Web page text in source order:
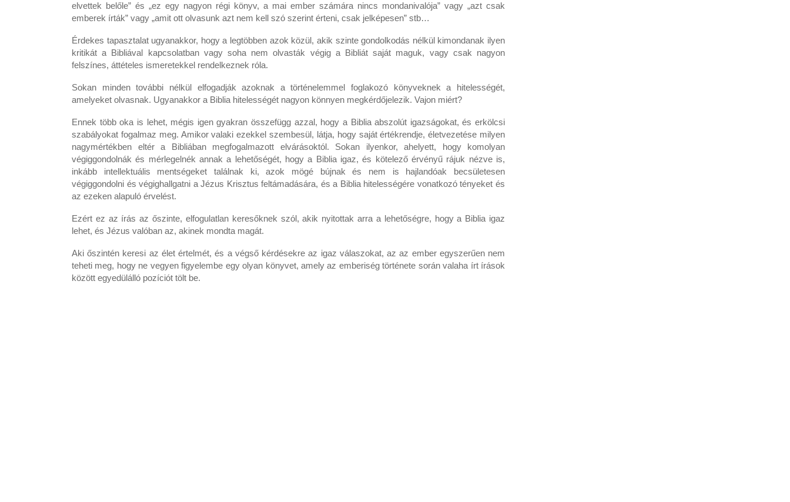
elvettek belőle” és „ez egy nagyon régi könyv, a mai ember számára nincs mondanivalója” vagy „azt csak
emberek írták” vagy „amit ott olvasunk azt nem kell szó szerint érteni, csak jelképesen” stb…
Érdekes tapasztalat ugyanakkor, hogy a legtöbben azok közül, akik szinte gondolkodás nélkül kimondanak ilyen
kritikát a Bibliával kapcsolatban vagy soha nem olvasták végig a Bibliát saját maguk, vagy csak nagyon
felszínes, áttételes ismeretekkel rendelkeznek róla.
Sokan minden további nélkül elfogadják azoknak a történelemmel foglakozó könyveknek a hitelességét,
amelyeket olvasnak. Ugyanakkor a Biblia hitelességét nagyon könnyen megkérdőjelezik. Vajon miért?
Ennek több oka is lehet, mégis igen gyakran összefügg azzal, hogy a Biblia abszolút igazságokat, és erkölcsi
szabályokat fogalmaz meg. Amikor valaki ezekkel szembesül, látja, hogy saját értékrendje, életvezetése milyen
nagymértékben eltér a Bibliában megfogalmazott elvárásoktól. Sokan ilyenkor, ahelyett, hogy komolyan
végiggondolnák és mérlegelnék annak a lehetőségét, hogy a Biblia igaz, és kötelező érvényű rájuk nézve is,
inkább intellektuális mentségeket találnak ki, azok mögé bújnak és nem is hajlandóak becsületesen
végiggondolni és végighallgatni a Jézus Krisztus feltámadására, és a Biblia hitelességére vonatkozó tényeket és
az ezeken alapuló érvelést.
Ezért ez az írás az őszinte, elfogulatlan keresőknek szól, akik nyitottak arra a lehetőségre, hogy a Biblia igaz
lehet, és Jézus valóban az, akinek mondta magát.
Aki őszintén keresi az élet értelmét, és a végső kérdésekre az igaz válaszokat, az az ember egyszerűen nem
teheti meg, hogy ne vegyen figyelembe egy olyan könyvet, amely az emberiség története során valaha írt írások
között egyedülálló pozíciót tölt be.